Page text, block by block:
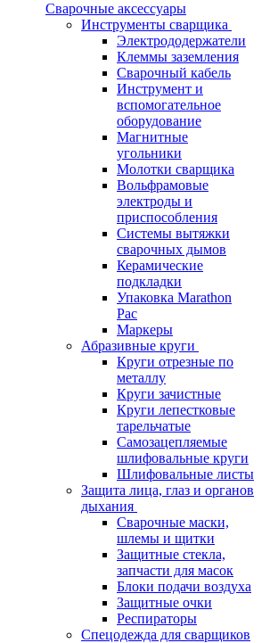
Сварочные аксессуары
Инструменты сварщика
Электрододержатели
Клеммы заземления
Сварочный кабель
Инструмент и
вспомогательное
оборудование
Магнитные
угольники
Молотки сварщика
Вольфрамовые
электроды и
приспособления
Системы вытяжки
сварочных дымов
Керамические
подкладки
Упаковка Marathon
Pac
Маркеры
Абразивные круги
Круги отрезные по
металлу
Круги зачистные
Круги лепестковые
тарельчатые
Самозацепляемые
шлифовальные круги
Шлифовальные листы
Защита лица, глаз и органов
дыхания
Сварочные маски,
шлемы и щитки
Защитные стекла,
запчасти для масок
Блоки подачи воздуха
Защитные очки
Респираторы
Спецодежда для сварщиков